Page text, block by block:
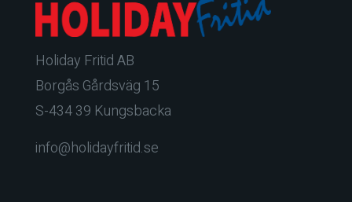
Holiday Fritid AB
Borgås Gårdsväg 15
S-434 39 Kungsbacka
info@holidayfritid.se